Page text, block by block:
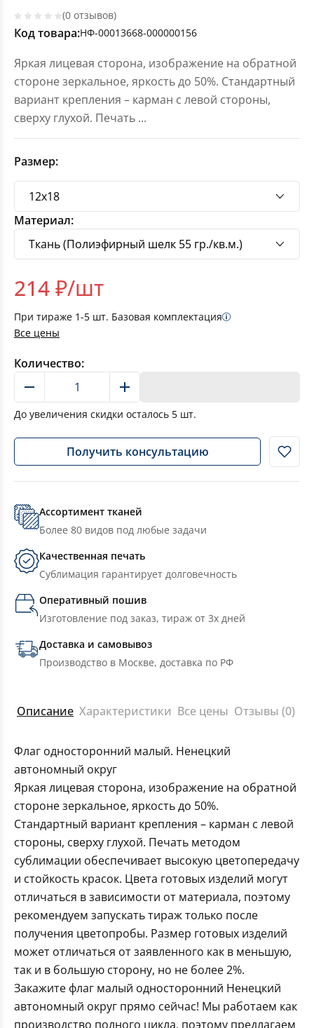
(0 отзывов)
Код товара:НФ-00013668-000000156
Яркая лицевая сторона, изображение на обратной
стороне зеркальное, яркость до 50%. Стандартный
вариант крепления – карман с левой стороны,
сверху глухой. Печать ...
Размер:
Материал:
214₽/шт
При тираже 1-5 шт. Базовая комплектация
Все цены
Количество:
До увеличения скидки осталось 5 шт.
Получить консультацию
Ассортимент тканей
Более 80 видов под любые задачи
Качественная печать
Сублимация гарантирует долговечность
Оперативный пошив
Изготовление под заказ, тираж от 3х дней
Доставка и самовывоз
Производство в Москве, доставка по РФ
Описание Характеристики Все цены Отзывы (0)
Флаг односторонний малый. Ненецкий
автономный округ
Яркая лицевая сторона, изображение на обратной
стороне зеркальное, яркость до 50%.
Стандартный вариант крепления – карман с левой
стороны, сверху глухой. Печать методом
сублимации обеспечивает высокую цветопередачу
и стойкость красок. Цвета готовых изделий могут
отличаться в зависимости от материала, поэтому
рекомендуем запускать тираж только после
получения цветопробы. Размер готовых изделий
может отличаться от заявленного как в меньшую,
так и в большую сторону, но не более 2%.
Закажите флаг малый односторонний Ненецкий
автономный округ прямо сейчас! Мы работаем как
производство полного цикла, поэтому предлагаем